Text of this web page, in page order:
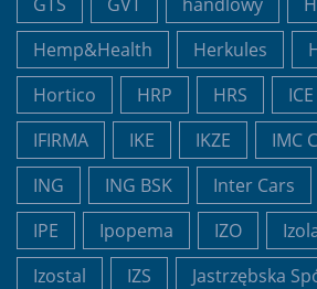
Hemp&Health
Herkules
Hortico
HRP HRS ICE
IFIRMA
IKE IKZE
IMC
ING
ING BSK Inter Cars
IPE
Ipopema IZO
Izostal
IZS
Jastrzębska